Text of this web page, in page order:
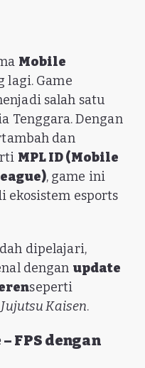
Mobile
Game
salah satu
Tenggara. Dengan
dan
MPL ID (Mobile
, game ini
ekosistem esports
dipelajari,
dengan update
seperti
Jujutsu Kaisen.
FPS dengan